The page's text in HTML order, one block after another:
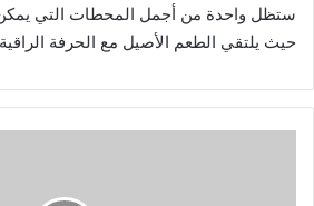
ستظل واحدة من أجمل المحطات التي
حيث يلتقي الطعم الأصيل مع الحرفة